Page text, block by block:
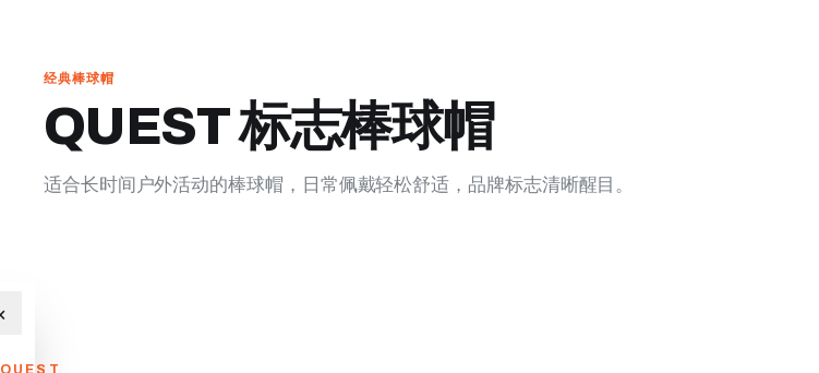
经典棒球帽
QUEST 标志棒球帽
适合长时间户外活动的棒球帽，日常佩戴轻松舒适，品牌标志清晰醒目。